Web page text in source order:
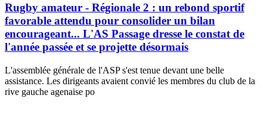
Rugby amateur - Régionale 2 : un rebond sportif
favorable attendu pour consolider un bilan
encourageant... L'AS Passage dresse le constat de
l'année passée et se projette désormais
L'assemblée générale de l'ASP s'est tenue devant une belle
assistance. Les dirigeants avaient convié les membres du club de la
rive gauche agenaise po